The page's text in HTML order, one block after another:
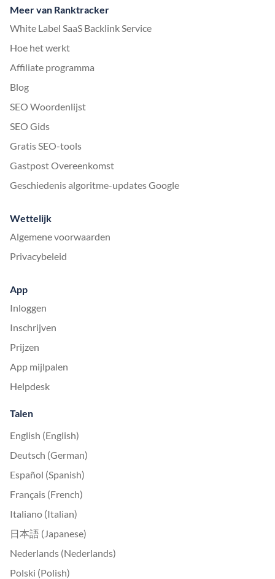
Meer van Ranktracker
White Label SaaS Backlink Service
Hoe het werkt
Affiliate programma
Blog
SEO Woordenlijst
SEO Gids
Gratis SEO-tools
Gastpost Overeenkomst
Geschiedenis algoritme-updates Google
Wettelijk
Algemene voorwaarden
Privacybeleid
App
Inloggen
Inschrijven
Prijzen
App mijlpalen
Helpdesk
Talen
English (English)
Deutsch (German)
Español (Spanish)
Français (French)
Italiano (Italian)
日本語 (Japanese)
Nederlands (Nederlands)
Polski (Polish)